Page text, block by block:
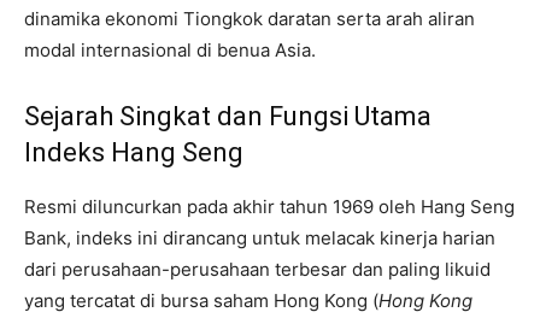
dinamika ekonomi Tiongkok daratan serta arah aliran
modal internasional di benua Asia.
Sejarah Singkat dan Fungsi Utama
Indeks Hang Seng
Resmi diluncurkan pada akhir tahun 1969 oleh Hang Seng
Bank, indeks ini dirancang untuk melacak kinerja harian
dari perusahaan-perusahaan terbesar dan paling likuid
yang tercatat di bursa saham Hong Kong (Hong Kong